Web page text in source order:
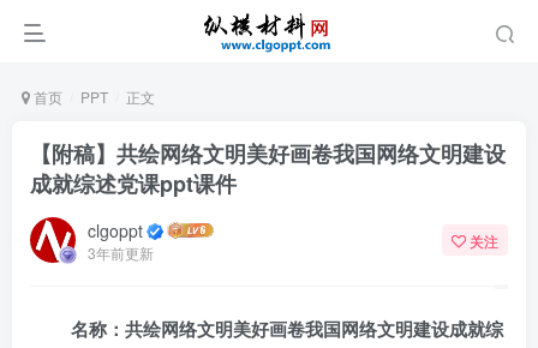
首页 PPT 正文
【附稿】共绘网络文明美好画卷我国网络文明建设
成就综述党课ppt课件
clgoppt
3年前更新
关注
名称：共绘网络文明美好画卷我国网络文明建设成就综